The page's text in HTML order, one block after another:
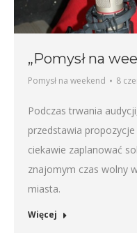
„Pomysł na
Pomysł na weekend 8
Podczas trwania
przedstawia
ciekawie zaplanować
znajomym czas wolny
miasta.
Więcej